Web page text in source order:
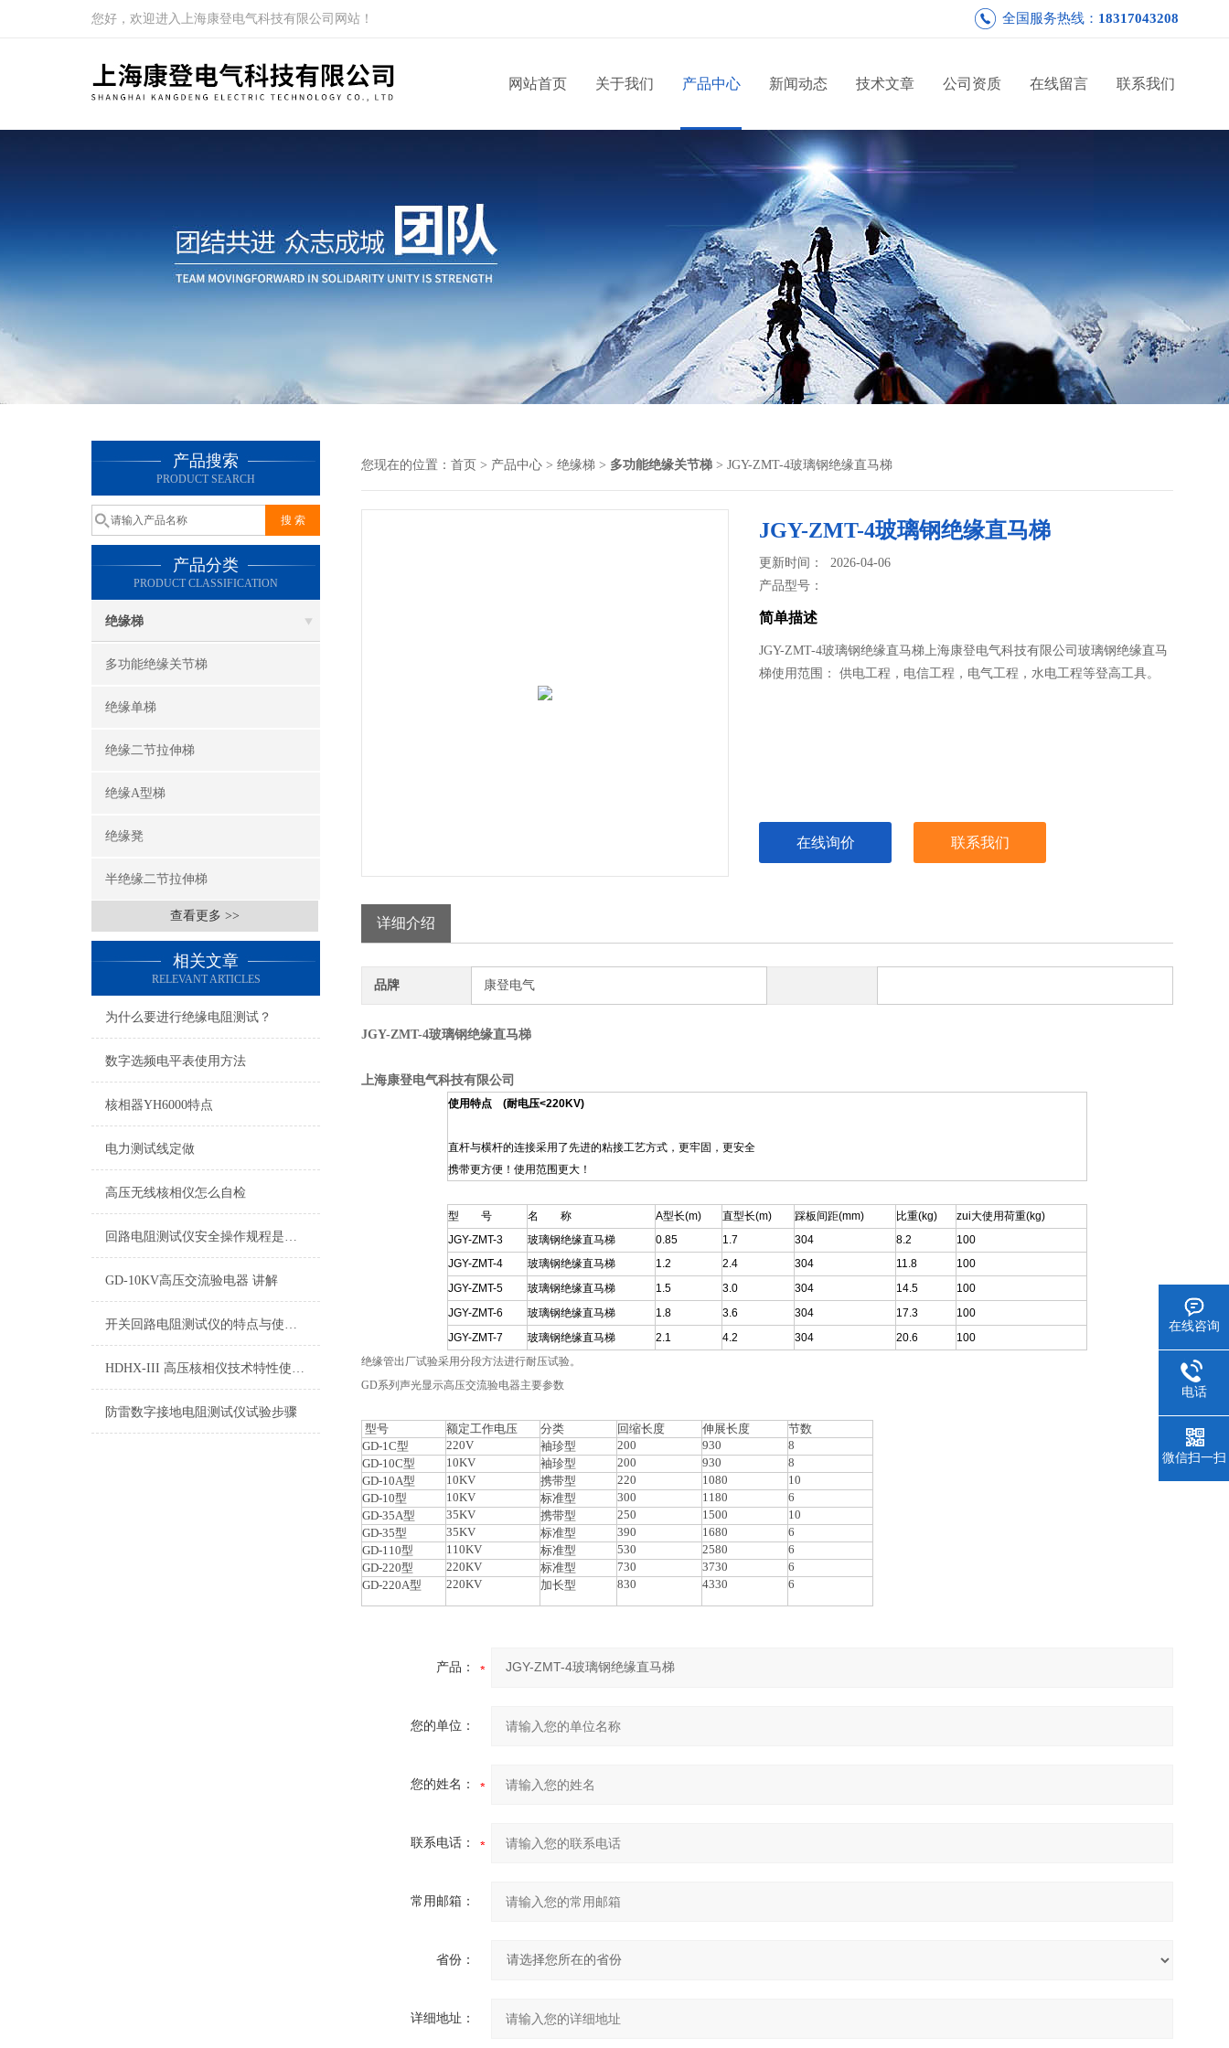
您好，欢迎进入上海康登电气科技有限公司网站！ 全国服务热线： 18317043208
网站首页 关于我们 产品中心 新闻动态 技术文章 公司资质 在线留言 联系我们
产品搜索
PRODUCT SEARCH
产品分类
PRODUCT CLASSIFICATION
绝缘梯
多功能绝缘关节梯
绝缘单梯
绝缘二节拉伸梯
绝缘A型梯
绝缘凳
半绝缘二节拉伸梯
查看更多 >>
相关文章
RELEVANT ARTICLES
为什么要进行绝缘电阻测试？
数字选频电平表使用方法
核相器YH6000特点
电力测试线定做
高压无线核相仪怎么自检
回路电阻测试仪安全操作规程是怎样的?
GD-10KV高压交流验电器 讲解
开关回路电阻测试仪的特点与使用说明
HDHX-III 高压核相仪技术特性使用方法
防雷数字接地电阻测试仪试验步骤
您现在的位置： 首页 > 产品中心 > 绝缘梯 > 多功能绝缘关节梯 > JGY-ZMT-4玻璃钢绝缘直马梯
JGY-ZMT-4玻璃钢绝缘直马梯
更新时间： 2026-04-06
产品型号：
简单描述
JGY-ZMT-4玻璃钢绝缘直马梯上海康登电气科技有限公司玻璃钢绝缘直马
梯使用范围： 供电工程，电信工程，电气工程，水电工程等登高工具。
在线询价 联系我们
详细介绍
品牌 康登电气
JGY-ZMT-4玻璃钢绝缘直马梯
上海康登电气科技有限公司
使用特点 (耐电压<220KV)
直杆与横杆的连接采用了先进的粘接工艺方式，更牢固，更安全
携带更方便！使用范围更大！
型 号 名 称 A型长(m) 直型长(m) 踩板间距(mm) 比重(kg)
zui大使用荷重(kg)
JGY-ZMT-3
玻璃钢绝缘直马梯 0.85 1.7 304 8.2
100
JGY-ZMT-4
玻璃钢绝缘直马梯 1.2 2.4 304 11.8
100
JGY-ZMT-5
玻璃钢绝缘直马梯 1.5 3.0 304 14.5
100
JGY-ZMT-6
玻璃钢绝缘直马梯 1.8 3.6 304 17.3
100
JGY-ZMT-7
玻璃钢绝缘直马梯 2.1 4.2 304 20.6
100
绝缘管出厂试验采用分段方法进行耐压试验。
GD系列声光显示高压交流验电器主要参数
型号 额定工作电压 分类 回缩长度 伸展长度
节数
GD-1C型
220V 袖珍型 200 930
8
GD-10C型
10KV 袖珍型 200 930
8
GD-10A型
10KV 携带型 220 1080
10
GD-10型
10KV 标准型 300 1180
6
GD-35A型
35KV 携带型 250 1500
10
GD-35型
35KV 标准型 390 1680
6
GD-110型
110KV 标准型 530 2580
6
GD-220型
220KV 标准型 730 3730
6
GD-220A型
220KV 加长型 830 4330 6
产品：
您的单位：
您的姓名：
联系电话：
常用邮箱：
省份：
详细地址：
在线咨询
电话
微信扫一扫